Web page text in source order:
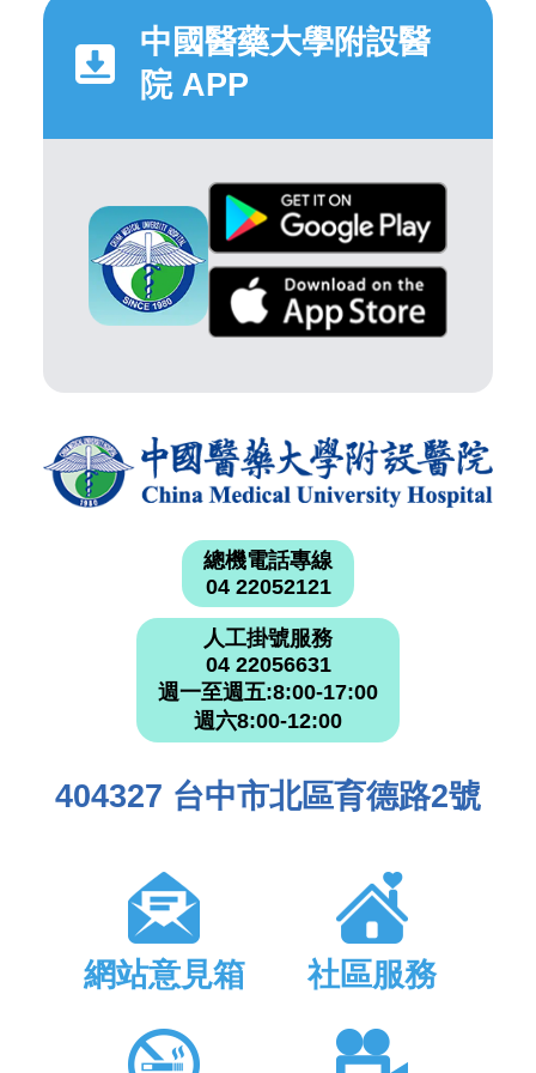
中國醫藥大學附設醫
院 APP
總機電話專線
04 22052121
人工掛號服務
04 22056631
週一至週五:8:00-17:00
週六8:00-12:00
404327 台中市北區育德路2號
網站意見箱 社區服務